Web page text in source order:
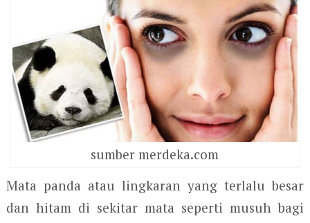
sumber merdeka.com
Mata panda atau lingkaran yang terlalu besar
dan hitam di sekitar mata seperti musuh bagi